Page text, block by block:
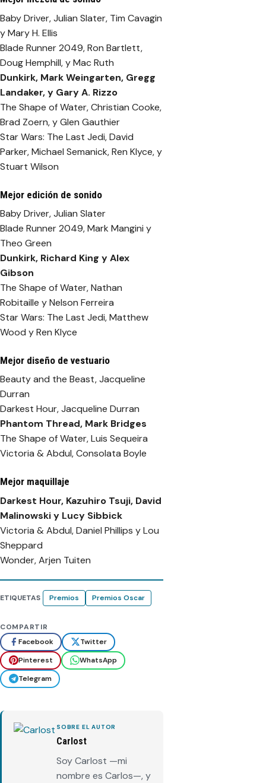
Baby Driver, Julian Slater, Tim Cavagin
y Mary H. Ellis
Blade Runner 2049, Ron Bartlett,
Doug Hemphill, y Mac Ruth
Dunkirk, Mark Weingarten, Gregg
Landaker, y Gary A. Rizzo
The Shape of Water, Christian Cooke,
Brad Zoern, y Glen Gauthier
Star Wars: The Last Jedi, David
Parker, Michael Semanick, Ren Klyce, y
Stuart Wilson
Mejor edición de sonido
Baby Driver, Julian Slater
Blade Runner 2049, Mark Mangini y
Theo Green
Dunkirk, Richard King y Alex
Gibson
The Shape of Water, Nathan
Robitaille y Nelson Ferreira
Star Wars: The Last Jedi, Matthew
Wood y Ren Klyce
Mejor diseño de vestuario
Beauty and the Beast, Jacqueline
Durran
Darkest Hour, Jacqueline Durran
Phantom Thread, Mark Bridges
The Shape of Water, Luis Sequeira
Victoria & Abdul, Consolata Boyle
Mejor maquillaje
Darkest Hour, Kazuhiro Tsuji, David
Malinowski y Lucy Sibbick
Victoria & Abdul, Daniel Phillips y Lou
Sheppard
Wonder, Arjen Tuiten
ETIQUETAS Premios Premios Oscar
COMPARTIR
Facebook
Twitter
Pinterest
WhatsApp
Telegram
SOBRE EL AUTOR
Carlost
Soy Carlost —mi
nombre es Carlos—, y